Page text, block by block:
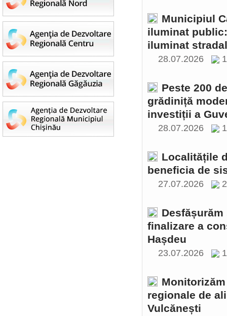
Municipiul
iluminat
iluminat
28.07.2026
Peste 200
grădiniță
investiții a
28.07.2026
Localitățile
beneficia de
27.07.2026
finalizare a
Hașdeu
23.07.2026
regionale de
Vulcănești